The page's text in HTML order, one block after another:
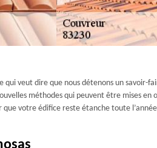
veut dire que nous détenons un savoir-
méthodes qui peuvent être mises
votre édifice reste étanche toute